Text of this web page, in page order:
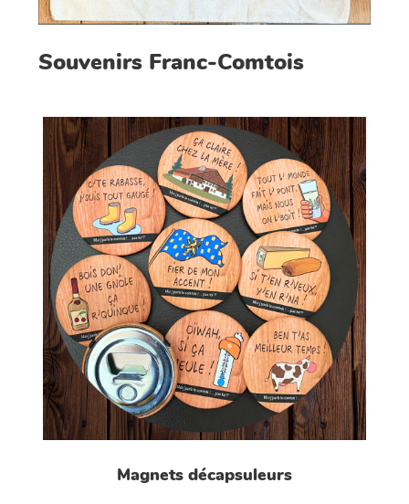
Souvenirs Franc-Comtois
Magnets décapsuleurs